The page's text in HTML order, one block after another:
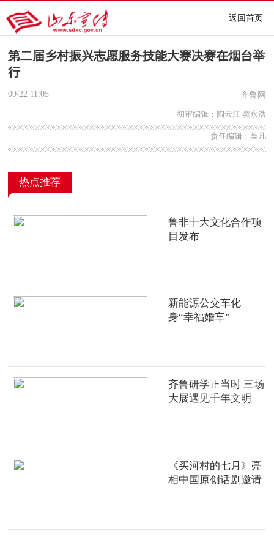
返回首页
第二届乡村振兴志愿服务技能大赛决赛在烟台举
行
09/22 11:05 齐鲁网
初审编辑：陶云江 窦永浩
责任编辑：吴凡
热点推荐
鲁非十大文化合作项
目发布
新能源公交车化
身“幸福婚车”
齐鲁研学正当时 三场
大展遇见千年文明
《买河村的七月》亮
相中国原创话剧邀请